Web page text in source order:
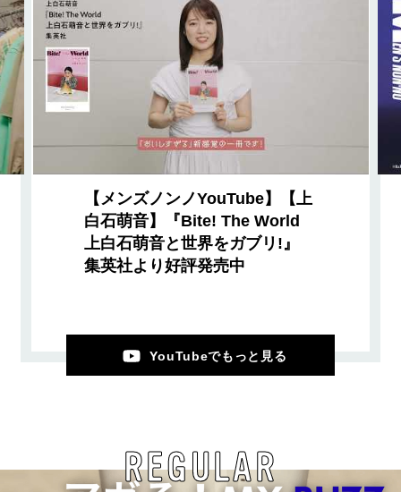
【メンズノンノYouTube】【上
白石萌音】『Bite! The World
上白石萌音と世界をガブリ!』
集英社より好評発売中
YouTubeでもっと見る
REGULAR